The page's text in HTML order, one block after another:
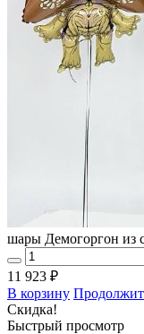
шары Демогоргон из
11 923 ₽
В корзину
Скидка!
Быстрый просмотр